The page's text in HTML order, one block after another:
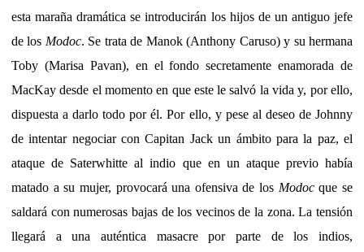
esta maraña dramática se introducirán los hijos de un antiguo jefe
de los Modoc. Se trata de Manok (Anthony Caruso) y su hermana
Toby (Marisa Pavan), en el fondo secretamente enamorada de
MacKay desde el momento en que este le salvó la vida y, por ello,
dispuesta a darlo todo por él. Por ello, y pese al deseo de Johnny
de intentar negociar con Capitan Jack un ámbito para la paz, el
ataque de Saterwhitte al indio que en un ataque previo había
matado a su mujer, provocará una ofensiva de los Modocque se
saldará con numerosas bajas de los vecinos de la zona. La tensión
llegará a una auténtica masacre por parte de los indios,